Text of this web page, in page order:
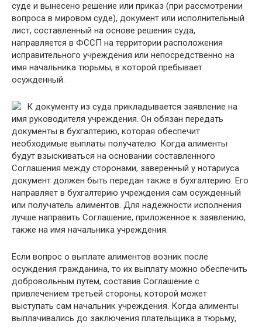
суде и вынесено решение или приказ (при рассмотрении
вопроса в мировом суде), документ или исполнительный
лист, составленный на основе решения суда,
направляется в ФССП на территории расположения
исправительного учреждения или непосредственно на
имя начальника тюрьмы, в которой пребывает
осужденный.
К документу из суда прикладывается заявление на
имя руководителя учреждения. Он обязан передать
документы в бухгалтерию, которая обеспечит
необходимые выплаты получателю. Когда алименты
будут взыскиваться на основании составленного
Соглашения между сторонами, заверенный у нотариуса
документ должен быть передан также в бухгалтерию. Его
направляет в бухгалтерию учреждения сам осужденный
или получатель алиментов. Для надежности исполнения
лучше направить Соглашение, приложенное к заявлению,
также на имя начальника учреждения.
Если вопрос о выплате алиментов возник после
осуждения гражданина, то их выплату можно обеспечить
добровольным путем, составив Соглашение с
привлечением третьей стороны, которой может
выступать сам начальник учреждения. Когда алименты
выплачивались до заключения плательщика в тюрьму,